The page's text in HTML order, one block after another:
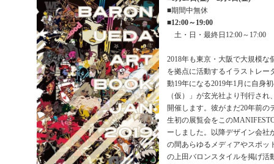
■期間中無休
■12:00～19:00
土・日・最終日12:00～17:00
2018年も東京・大阪で大規模な
を拠点に活動するイラストレー
動19年になる2019年1月に自身
（仮）」が玄光社より刊行さ
開催します。彼がまだ20年前の
生初の展覧会をこの
ーしました。以降デザイン会社
の間あらゆるメディアやスポッ
の上田バロンスタイルを掲げ活